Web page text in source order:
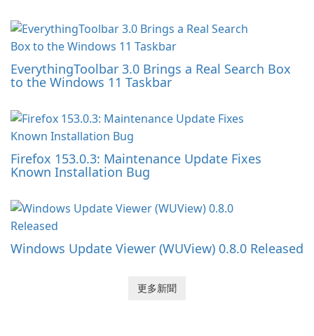
EverythingToolbar 3.0 Brings a Real Search Box
to the Windows 11 Taskbar
Firefox 153.0.3: Maintenance Update Fixes
Known Installation Bug
Windows Update Viewer (WUView) 0.8.0 Released
更多新聞